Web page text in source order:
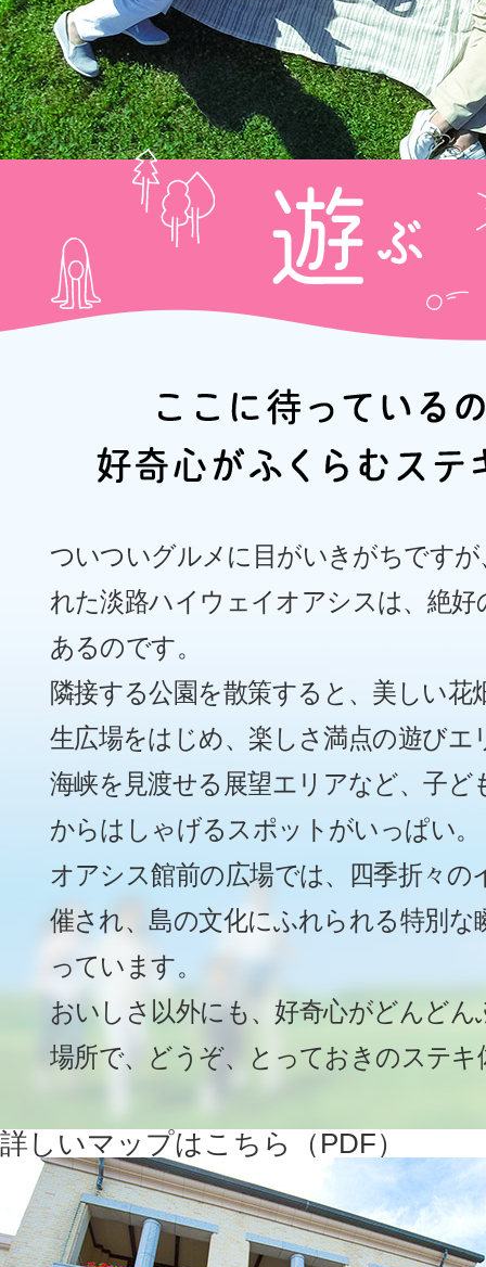
ついついグルメに目がいきがちです
れた淡路ハイウェイオアシスは、絶好
あるのです。
隣接する公園を散策すると、美しい花
生広場をはじめ、楽しさ満点の遊びエ
海峡を見渡せる展望エリアなど、子ど
からはしゃげるスポットがいっぱい。
オアシス館前の広場では、四季折々の
催され、島の文化にふれられる特別な
っています。
おいしさ以外にも、好奇心がどんど
場所で、どうぞ、とっておきのステキ
詳しいマップはこちら（PDF）